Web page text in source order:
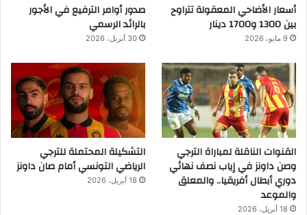
أسعار الأضاحي المعقولة تتراوح
بين 1300 و1700 دينار
9 مايو، 2026
صدور أوامر الترفيع في الأجور
بالرائد الرسمي
30 أبريل، 2026
القنوات الناقلة لمباراة الترجي
وصن داونز في إياب نصف نهائي
دوري أبطال أفريقيا.. والمعلق
والموعد
18 أبريل، 2026
التشكيلة المحتملة للترجي
الرياضي التونسي أمام صان داونز
18 أبريل، 2026